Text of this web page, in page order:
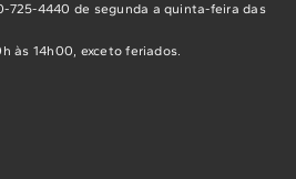
725-4440 de segunda a quinta-feira das
às 14h00, exceto feriados.